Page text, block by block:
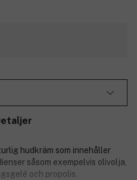
hudkräm som innehåller
såsom exempelvis olivolja,
och propolis.